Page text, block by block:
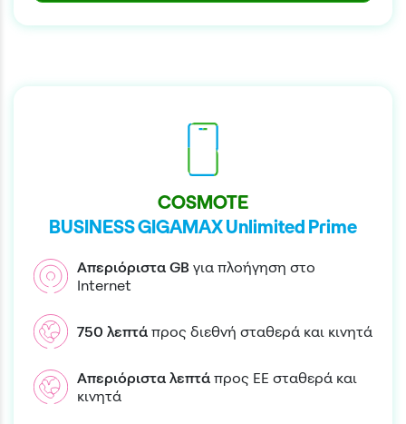
COSMOTE
BUSINESS GIGAMAX Unlimited Prime
Απεριόριστα GB για πλοήγηση στο
Internet
750 λεπτά προς διεθνή σταθερά και κινητά
Απεριόριστα λεπτά προς EE σταθερά και
κινητά